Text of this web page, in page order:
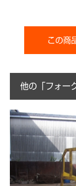
この商
他の「フォー